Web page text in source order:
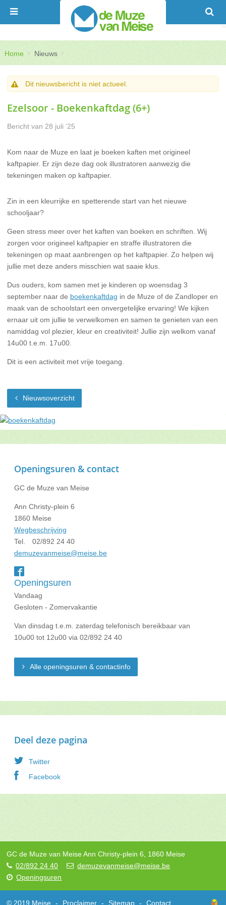
Home Nieuws
Dit nieuwsbericht is niet actueel.
Ezelsoor - Boekenkaftdag (6+)
Bericht van 28 juli ’25
Kom naar de Muze en laat je boeken kaften met origineel
kaftpapier. Er zijn deze dag ook illustratoren aanwezig die
tekeningen maken op kaftpapier.
Zin in een kleurrijke en spetterende start van het nieuwe
schooljaar?
Geen stress meer over het kaften van boeken en schriften. Wij
zorgen voor origineel kaftpapier en straffe illustratoren die
tekeningen op maat aanbrengen op het kaftpapier. Zo helpen wij
jullie met deze anders misschien wat saaie klus.
Dus ouders, kom samen met je kinderen op woensdag 3
september naar de boekenkaftdag in de Muze of de Zandloper en
maak van de schoolstart een onvergetelijke ervaring! We kijken
ernaar uit om jullie te verwelkomen en samen te genieten van een
namiddag vol plezier, kleur en creativiteit! Jullie zijn welkom vanaf
14u00 t.e.m. 17u00.
Dit is een activiteit met vrije toegang.
Nieuwsoverzicht
Openingsuren & contact
GC de Muze van Meise
Ann Christy-plein 6
1860 Meise
Wegbeschrijving
Tel.
02/892 24 40
demuzevanmeise@meise.be
Facebook
Openingsuren
Vandaag
Gesloten - Zomervakantie
Van dinsdag t.e.m. zaterdag telefonisch bereikbaar van
10u00 tot 12u00 via 02/892 24 40
Alle openingsuren & contactinfo
Deel deze pagina
Twitter
Facebook
GC de Muze van Meise Ann Christy-plein 6, 1860 Meise
02/892 24 40
demuzevanmeise@meise.be
Openingsuren
© 2019 Meise - Proclaimer - Sitemap - Contact